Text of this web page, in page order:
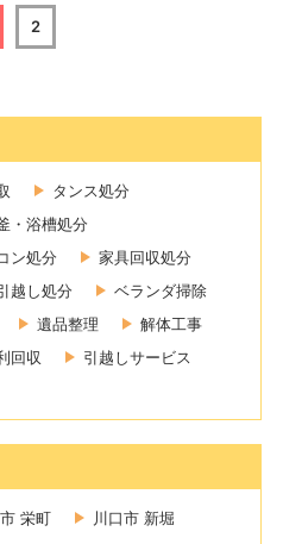
2
タンス処分
・浴槽処分
ン処分
家具回収処分
越し処分
ベランダ掃除
遺品整理
解体工事
回収
引越しサービス
栄町
川口市 新堀